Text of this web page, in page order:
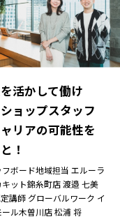
活かして働け
ョップスタッフ
リアの可能性を
！
フボード地域担当 エルーラ
キット錦糸町店渡邉 七美
講師 グローバルワーク イ
ール木曽川店松浦 将